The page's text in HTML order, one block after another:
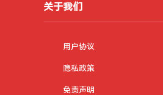
关于我们
用户协议
隐私政策
免责声明